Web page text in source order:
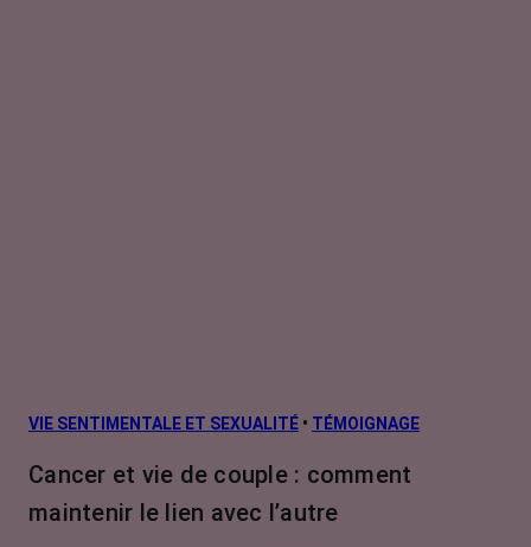
VIE SENTIMENTALE ET SEXUALITÉ • TÉMOIGNAGE
Cancer et vie de couple : comment
maintenir le lien avec l’autre